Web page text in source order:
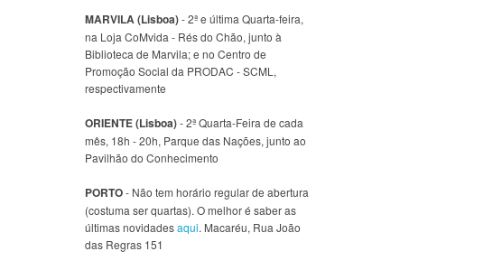
MARVILA (Lisboa)- 2ª e última Quarta-feira,
na Loja CoMvida - Rés do Chão, junto à
Biblioteca de Marvila; e no Centro de
Promoção Social da PRODAC - SCML,
respectivamente
ORIENTE (Lisboa)- 2ª Quarta-Feira de cada
mês, 18h - 20h, Parque das Nações, junto ao
Pavilhão do Conhecimento
PORTO- Não tem horário regular de abertura
(costuma ser quartas). O melhor é saber as
últimas novidadesaqui. Macaréu, Rua João
das Regras 151